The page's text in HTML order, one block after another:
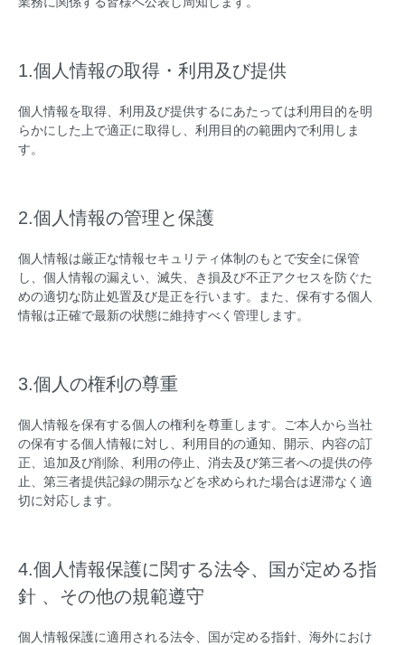
1.個人情報の取得・利用及び提供
個人情報を取得、利用及び提供するにあたっては利用目的を明
らかにした上で適正に取得し、利用目的の範囲内で利用しま
す。
2.個人情報の管理と保護
個人情報は厳正な情報セキュリティ体制のもとで安全に保管
し、個人情報の漏えい、滅失、き損及び不正アクセスを防ぐた
めの適切な防止処置及び是正を行います。また、保有する個人
情報は正確で最新の状態に維持すべく管理します。
3.個人の権利の尊重
個人情報を保有する個人の権利を尊重します。ご本人から当社
の保有する個人情報に対し、利用目的の通知、開示、内容の訂
正、追加及び削除、利用の停止、消去及び第三者への提供の停
止、第三者提供記録の開示などを求められた場合は遅滞なく適
切に対応します。
4.個人情報保護に関する法令、国が定める指
針 、その他の規範遵守
個人情報保護に適用される法令、国が定める指針、海外におけ